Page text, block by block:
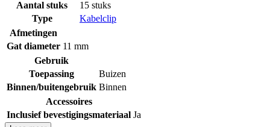
Aantal stuks
15 stuks
Type
Kabelclip
Afmetingen
Gat diameter 11 mm
Gebruik
Toepassing
Buizen
Binnen/buitengebruik Binnen
Accessoires
Inclusief bevestigingsmateriaal Ja